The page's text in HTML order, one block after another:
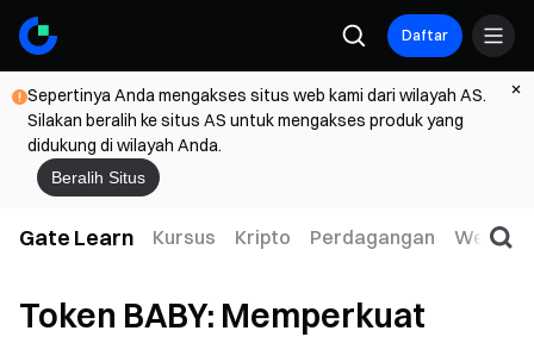
Daftar
Sepertinya Anda mengakses situs web kami dari wilayah AS.
Silakan beralih ke situs AS untuk mengakses produk yang
didukung di wilayah Anda.
Beralih Situs
Gate Learn Kursus Kripto Perdagangan Web3
Token BABY: Memperkuat